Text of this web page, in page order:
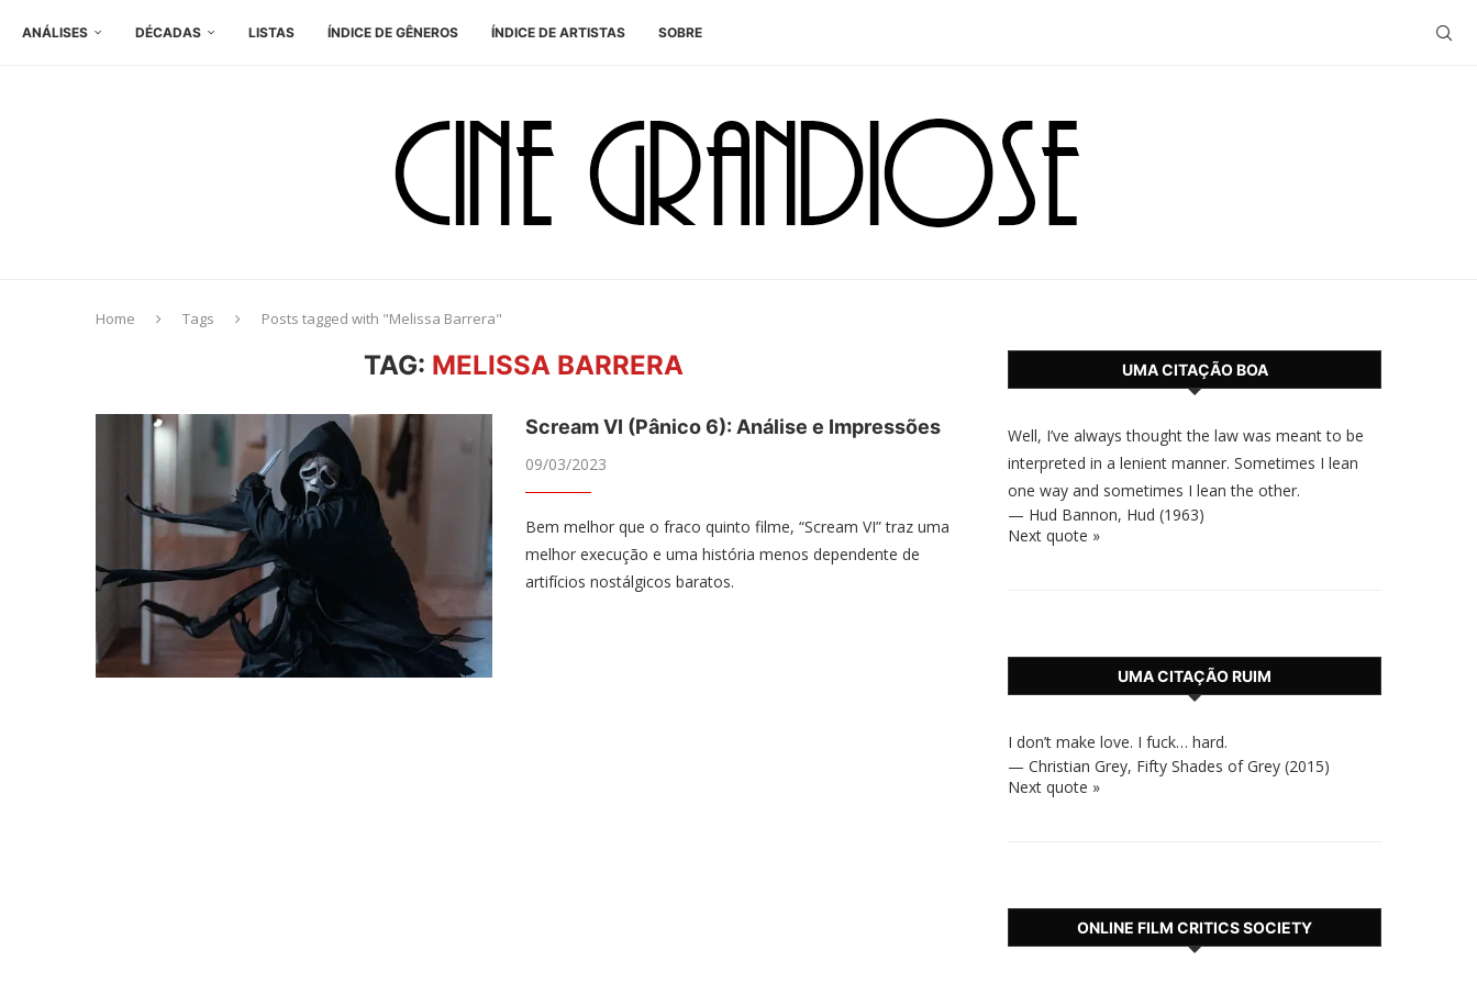
ANÁLISES DÉCADAS LISTAS ÍNDICE DE GÊNEROS ÍNDICE DE ARTISTAS SOBRE
Home Tags Posts tagged with "Melissa Barrera"
TAG: MELISSA BARRERA
Scream VI (Pânico 6): Análise e Impressões
09/03/2023
Bem melhor que o fraco quinto filme, “Scream VI” traz uma
melhor execução e uma história menos dependente de
artifícios nostálgicos baratos.
UMA CITAÇÃO BOA
Well, I’ve always thought the law was meant to be
interpreted in a lenient manner. Sometimes I lean
one way and sometimes I lean the other.
— Hud Bannon, Hud (1963)
Next quote »
UMA CITAÇÃO RUIM
I don’t make love. I fuck… hard.
— Christian Grey, Fifty Shades of Grey (2015)
Next quote »
ONLINE FILM CRITICS SOCIETY